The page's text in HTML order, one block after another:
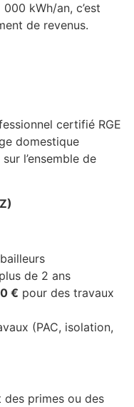
kWh/an, c’est
de revenus.
certifié RGE
domestique
sur l’ensemble de
de 2 ans
€ pour des travaux
(PAC, isolation,
primes ou des